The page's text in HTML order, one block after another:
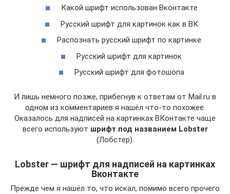
Какой шрифт использован Вконтакте
Русский шрифт для картинок как в ВК
Распознать русский шрифт по картинке
Русский шрифт для картинок
Русский шрифт для фотошопа
И лишь немного позже, прибегнув к ответам от Mail.ru в
одном из комментариев я нашёл что-то похожее.
Оказалось для надписей на картинках ВКонтакте чаще
всего используют шрифт под названием Lobster
(Лобстер).
Lobster — шрифт для надписей на картинках
Вконтакте
Прежде чем я нашёл то, что искал, помимо всего прочего